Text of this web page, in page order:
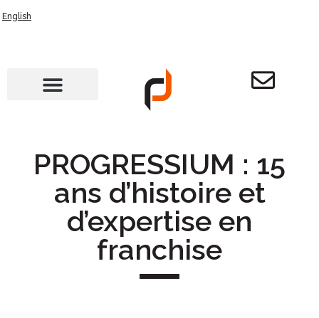
English
PROGRESSIUM : 15
ans d’histoire et
d’expertise en
franchise